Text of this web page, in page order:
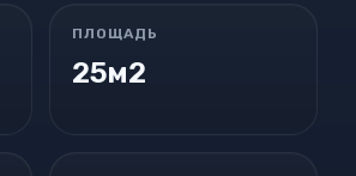
25м2
ПЛОЩАДЬ